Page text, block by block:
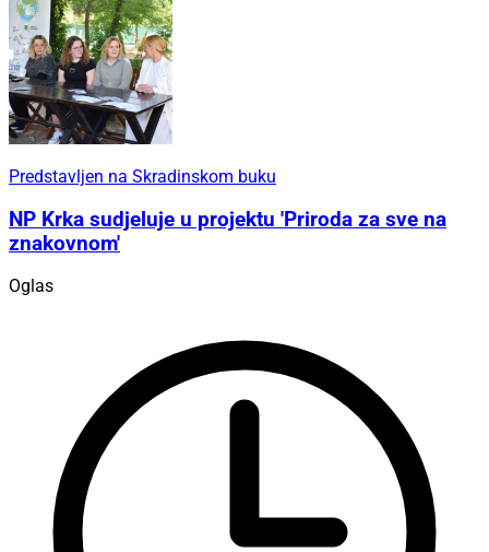
Predstavljen na Skradinskom buku
NP Krka sudjeluje u projektu 'Priroda za sve na
znakovnom'
Oglas